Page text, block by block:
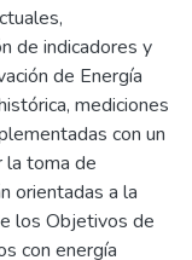
de indicadores y
de Energía
mediciones
con un
la toma de
orientadas a la
los Objetivos de
con energía